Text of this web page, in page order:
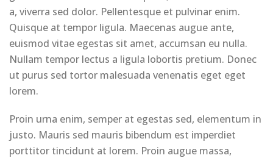
a, viverra sed dolor. Pellentesque et pulvinar enim.
Quisque at tempor ligula. Maecenas augue ante,
euismod vitae egestas sit amet, accumsan eu nulla.
Nullam tempor lectus a ligula lobortis pretium. Donec
ut purus sed tortor malesuada venenatis eget eget
lorem.
Proin urna enim, semper at egestas sed, elementum in
justo. Mauris sed mauris bibendum est imperdiet
porttitor tincidunt at lorem. Proin augue massa,